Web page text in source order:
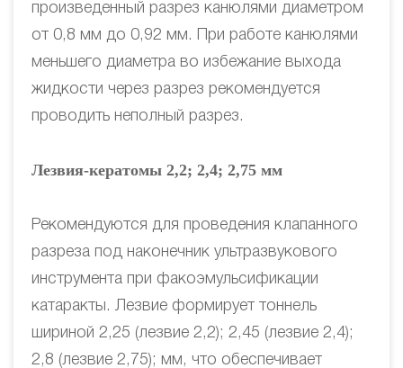
произведенный разрез канюлями диаметром
от 0,8 мм до 0,92 мм. При работе канюлями
меньшего диаметра во избежание выхода
жидкости через разрез рекомендуется
проводить неполный разрез.
Лезвия-кератомы 2,2; 2,4; 2,75 мм
Рекомендуются для проведения клапанного
разреза под наконечник ультразвукового
инструмента при факоэмульсификации
катаракты. Лезвие формирует тоннель
шириной 2,25 (лезвие 2,2); 2,45 (лезвие 2,4);
2,8 (лезвие 2,75); мм, что обеспечивает